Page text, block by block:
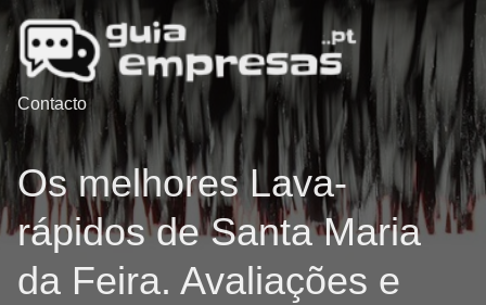
Contacto
Os melhores Lava-
rápidos de Santa Maria
da Feira. Avaliações e